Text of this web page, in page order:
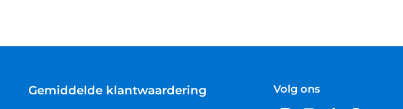
Gemiddelde klantwaardering Volg ons